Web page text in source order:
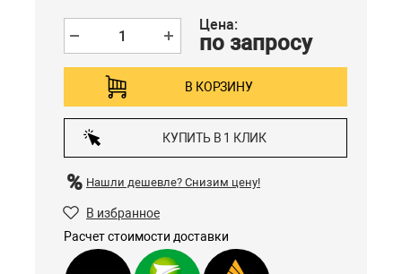
Цена:
по запросу
В КОРЗИНУ
КУПИТЬ В 1 КЛИК
Нашли дешевле? Снизим цену!
В избранное
Расчет стоимости доставки